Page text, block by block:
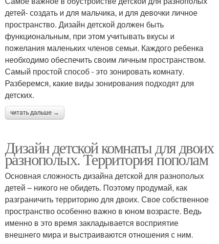
детей- создать и для мальчика, и для девочки личное
пространство. Дизайн детской должен быть
функциональным, при этом учитывать вкусы и
пожелания маленьких членов семьи. Каждого ребенка
необходимо обеспечить своим личным пространством.
Самый простой способ - это зонировать комнату.
Разберемся, какие виды зонирования подходят для
детских.
читать дальше →
Дизайн детской комнаты для двоих
разнополых. Территория пополам
Основная сложность дизайна детской для разнополых
детей – никого не обидеть. Поэтому продумай, как
разграничить территорию для двоих. Свое собственное
пространство особенно важно в юном возрасте. Ведь
именно в это время закладывается восприятие
внешнего мира и выстраиваются отношения с ним.